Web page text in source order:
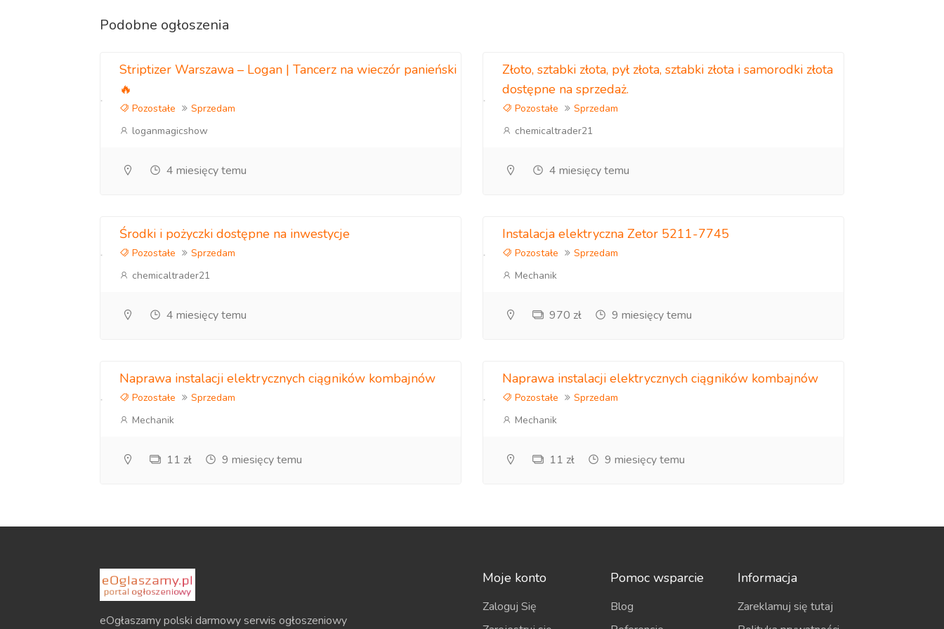
Podobne ogłoszenia
Striptizer Warszawa – Logan | Tancerz na wieczór panieński
🔥
Pozostałe
Sprzedam
loganmagicshow
4 miesięcy temu
Złoto, sztabki złota, pył złota, sztabki złota i samorodki złota
dostępne na sprzedaż.
Pozostałe
Sprzedam
chemicaltrader21
4 miesięcy temu
Środki i pożyczki dostępne na inwestycje
Pozostałe
Sprzedam
chemicaltrader21
4 miesięcy temu
Instalacja elektryczna Zetor 5211-7745
Pozostałe
Sprzedam
Mechanik
970 zł 9 miesięcy temu
Naprawa instalacji elektrycznych ciągników kombajnów
Pozostałe
Sprzedam
Mechanik
11 zł 9 miesięcy temu
Naprawa instalacji elektrycznych ciągników kombajnów
Pozostałe
Sprzedam
Mechanik
11 zł 9 miesięcy temu
eOgłaszamy polski darmowy serwis ogłoszeniowy
Moje konto
Zaloguj Się
Pomoc wsparcie
Blog
Informacja
Zareklamuj się tutaj